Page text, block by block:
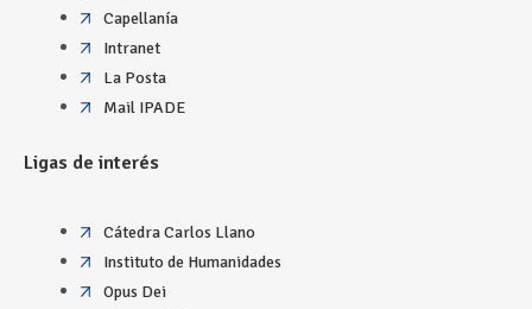
Capellanía
Intranet
La Posta
Mail IPADE
Ligas de interés
Cátedra Carlos Llano
Instituto de Humanidades
Opus Dei